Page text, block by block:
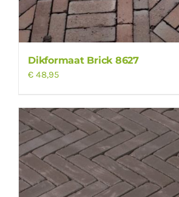
Dikformaat Brick 8627
€ 48,95